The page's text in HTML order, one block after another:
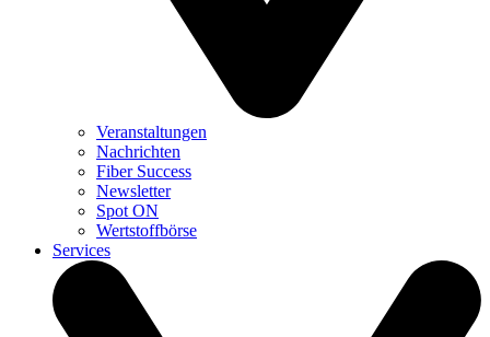
Veranstaltungen
Nachrichten
Fiber Success
Newsletter
Spot ON
Wertstoffbörse
Services